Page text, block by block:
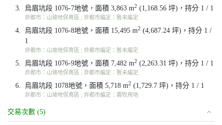
3. 烏眉坑段 1076-7地號，面積 3,863 m2 (1,168.56 坪)，持分 1 / 1
非都市：山坡地保育區 ; 非都市編定：暫未編定
4. 烏眉坑段 1076-8地號，面積 15,495 m2 (4,687.24 坪)，持分 1 /
1
非都市：山坡地保育區 ; 非都市編定：暫未編定
5. 烏眉坑段 1076-9地號，面積 7,482 m2 (2,263.31 坪)，持分 1 / 1
非都市：山坡地保育區 ; 非都市編定：暫未編定
6. 烏眉坑段 1078地號，面積 5,718 m2 (1,729.7 坪)，持分 1 / 1
非都市：山坡地保育區 ; 非都市編定：農牧用地
交易次數 (5)